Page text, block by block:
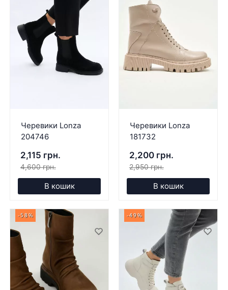
Черевики Lonza
204746
2,115 грн.
4,600 грн.
В кошик
Черевики Lonza
181732
2,200 грн.
2,950 грн.
В кошик
-58% -49%